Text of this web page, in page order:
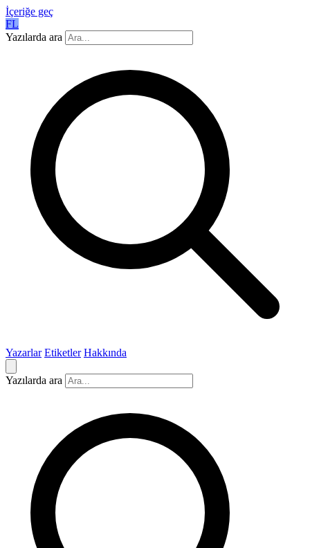
İçeriğe geç
FL
Yazılarda ara
Yazarlar Etiketler Hakkında
Yazılarda ara